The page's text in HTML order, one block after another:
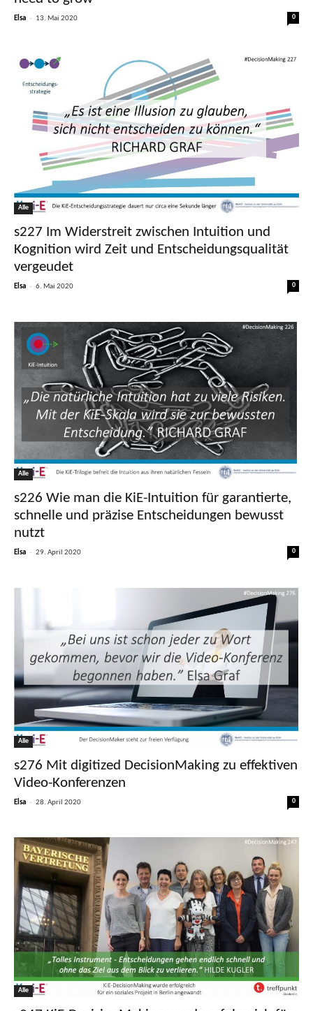
Elsa - 13. Mai 2020 0
Alle
s227 Im Widerstreit zwischen Intuition und
Kognition wird Zeit und Entscheidungsqualität
vergeudet
Elsa - 6. Mai 2020 0
Alle
s226 Wie man die KiE-Intuition für garantierte,
schnelle und präzise Entscheidungen bewusst
nutzt
Elsa - 29. April 2020 0
Alle
s276 Mit digitized DecisionMaking zu effektiven
Video-Konferenzen
Elsa - 28. April 2020 0
Alle